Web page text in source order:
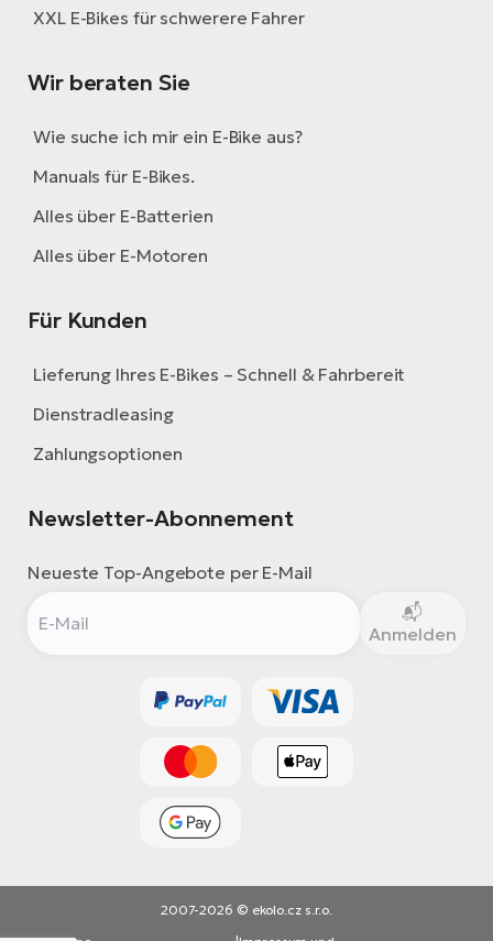
XXL E-Bikes für schwerere Fahrer
Wir beraten Sie
Wie suche ich mir ein E-Bike aus?
Manuals für E-Bikes.
Alles über E-Batterien
Alles über E-Motoren
Für Kunden
Lieferung Ihres E-Bikes – Schnell & Fahrbereit
Dienstradleasing
Zahlungsoptionen
Newsletter-Abonnement
Neueste Top-Angebote per E-Mail
Anmelden
2007-2026 © ekolo.cz s.r.o.